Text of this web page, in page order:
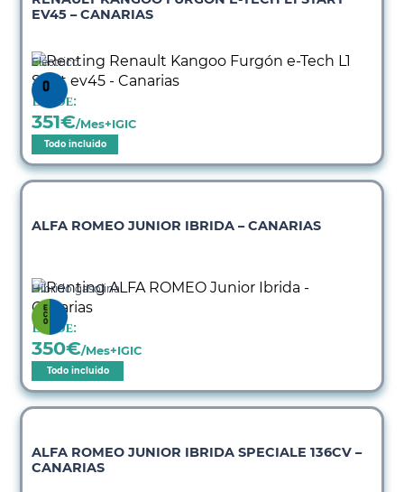
EV45 – CANARIAS
Eléctrico
Desde:
351€/Mes+IGIC
Todo incluido
ALFA ROMEO JUNIOR IBRIDA – CANARIAS
Híbrido gasolina
Desde:
350€/Mes+IGIC
Todo incluido
ALFA ROMEO JUNIOR IBRIDA SPECIALE 136CV –
CANARIAS